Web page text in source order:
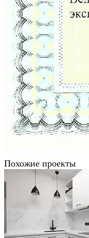
Похожие проекты